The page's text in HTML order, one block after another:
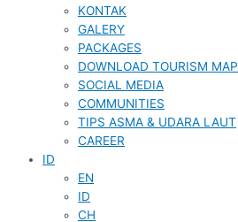
KONTAK
GALERY
PACKAGES
DOWNLOAD TOURISM MAP
SOCIAL MEDIA
COMMUNITIES
TIPS ASMA & UDARA LAUT
CAREER
ID
EN
ID
CH